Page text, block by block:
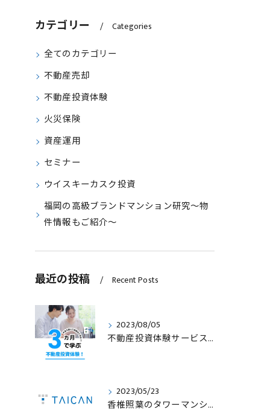
カテゴリー Categories
全てのカテゴリー
不動産売却
不動産投資体験
火災保険
資産運用
セミナー
ウイスキーカスク投資
福岡の高級ブランドマンション研究～物
件情報もご紹介～
最近の投稿 Recent Posts
2023/08/05
不動産投資体験サービスのサービス内容を見直します！
2023/05/23
香椎照葉のタワーマンション！高利回りオーナーチェンジ販売します！